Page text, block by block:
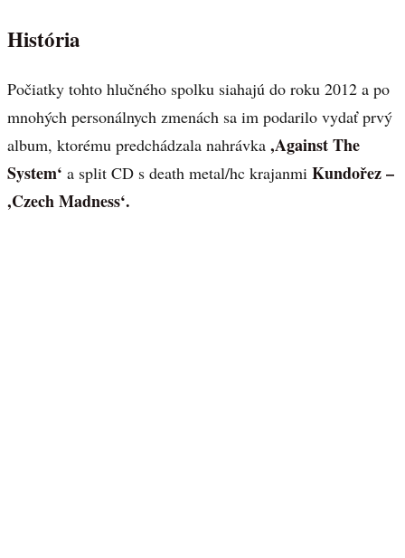
História
Počiatky tohto hlučného spolku siahajú do roku 2012 a po
mnohých personálnych zmenách sa im podarilo vydať prvý
album, ktorému predchádzala nahrávka ,Against The
System‘ a split CD s death metal/hc krajanmi Kundořez –
,Czech Madness‘.